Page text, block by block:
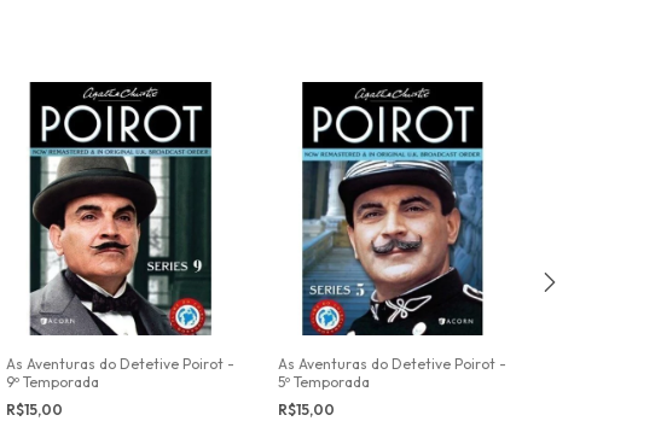
As Aventuras do Detetive Poirot -
9º Temporada
R$15,00
As Aventuras do Detetive Poirot -
5º Temporada
R$15,00